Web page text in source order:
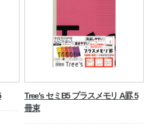
Tree's セミB5 プラスメモリ A罫 5
冊束